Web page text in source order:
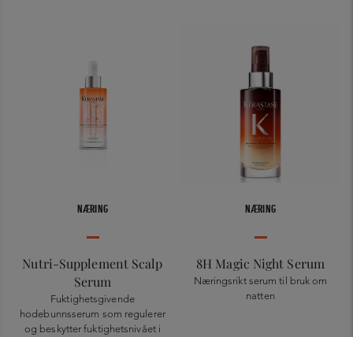
NÆRING
Nutri-Supplement Scalp
Serum
Fuktighetsgivende
hodebunnsserum som regulerer
og beskytter fuktighetsnivået i
NÆRING
8H Magic Night Serum
Næringsrikt serum til bruk om
natten